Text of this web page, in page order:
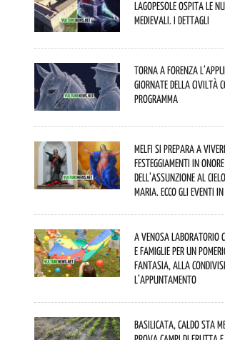
Lagopesole ospita le
Medievali. I dettagli
Torna a Forenza
Giornate della Civiltà
programma
Melfi si prepara a
festeggiamenti in
dell’assunzione al
Maria. Ecco gli eventi
A Venosa laboratorio
e famiglie per un
fantasia, alla
L’appuntamento
Basilicata, caldo sta